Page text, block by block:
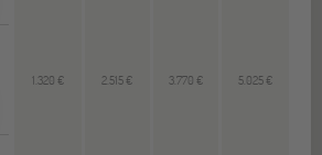
1.320 € 2.515 € 3.770 € 5.025 €